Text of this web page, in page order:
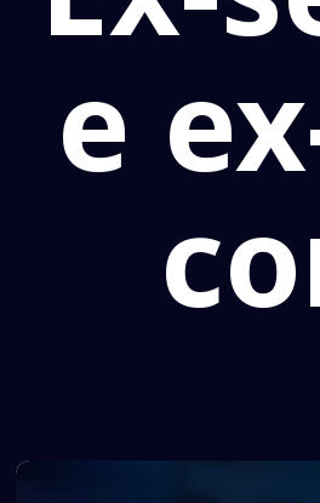
e